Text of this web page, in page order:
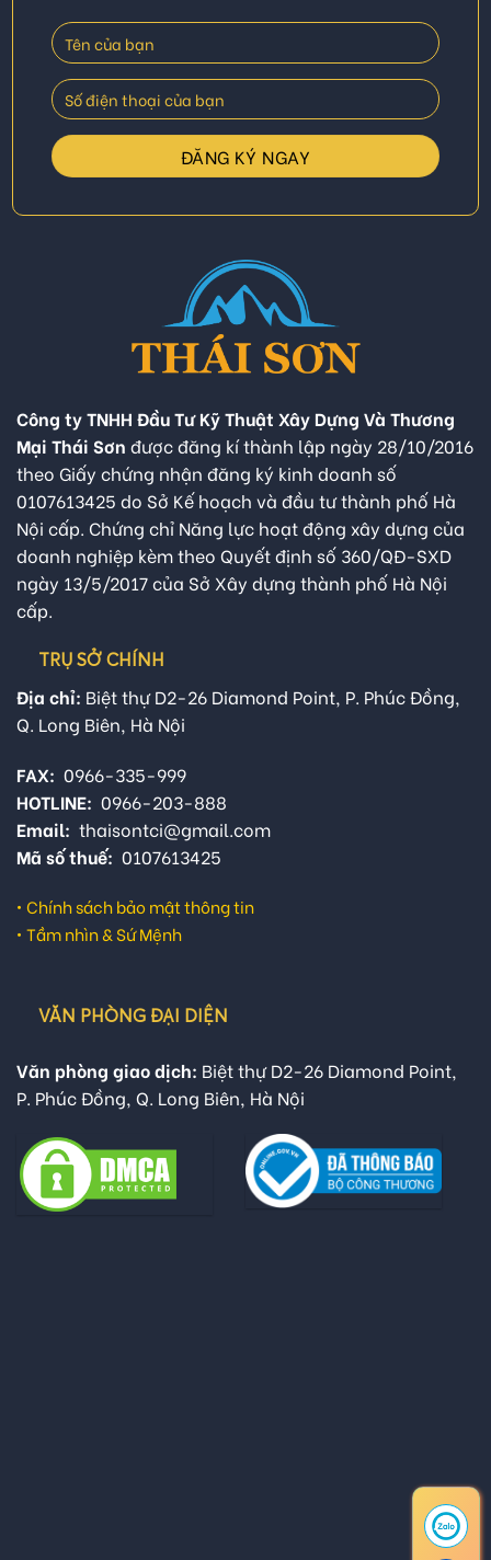
Công ty TNHH Đầu Tư Kỹ Thuật Xây Dựng Và Thương
Mại Thái Sơn được đăng kí thành lập ngày 28/10/2016
theo Giấy chứng nhận đăng ký kinh doanh số
0107613425 do Sở Kế hoạch và đầu tư thành phố Hà
Nội cấp. Chứng chỉ Năng lực hoạt động xây dựng của
doanh nghiệp kèm theo Quyết định số 360/QĐ-SXD
ngày 13/5/2017 của Sở Xây dựng thành phố Hà Nội
cấp.
TRỤ SỞ CHÍNH
Địa chỉ: Biệt thự D2-26 Diamond Point, P. Phúc Đồng,
Q. Long Biên, Hà Nội
FAX: 0966-335-999
HOTLINE: 0966-203-888
Email: thaisontci@gmail.com
Mã số thuế: 0107613425
• Chính sách bảo mật thông tin
• Tầm nhìn & Sứ Mệnh
VĂN PHÒNG ĐẠI DIỆN
Văn phòng giao dịch: Biệt thự D2-26 Diamond Point,
P. Phúc Đồng, Q. Long Biên, Hà Nội